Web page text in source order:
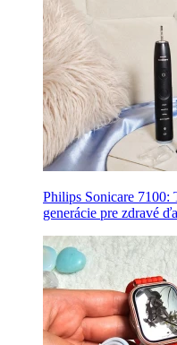
Philips Sonicare
generácie pre zdravé